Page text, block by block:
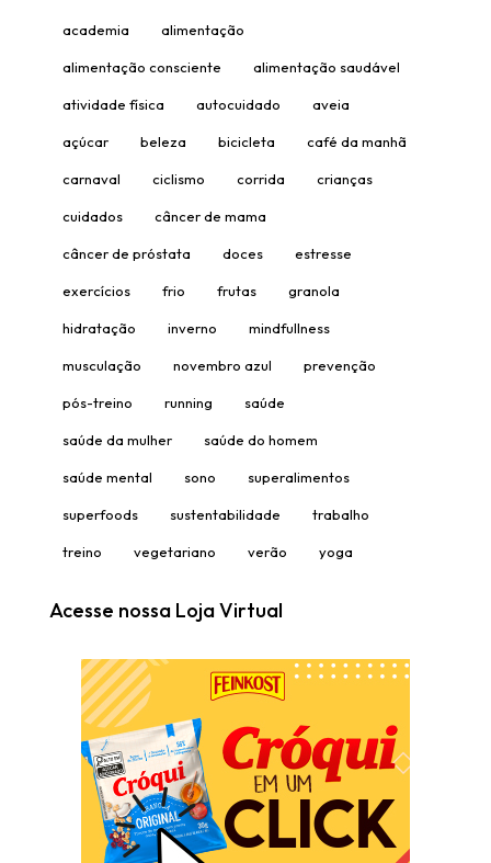
academia alimentação
alimentação consciente alimentação saudável
atividade física autocuidado aveia
açúcar beleza bicicleta café da manhã
carnaval ciclismo corrida crianças
cuidados câncer de mama
câncer de próstata doces estresse
exercícios frio frutas granola
hidratação inverno mindfullness
musculação novembro azul prevenção
pós-treino running saúde
saúde da mulher saúde do homem
saúde mental sono superalimentos
superfoods sustentabilidade trabalho
treino vegetariano verão yoga
Acesse nossa Loja Virtual